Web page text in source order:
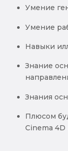
Умение
Умение
Навыки
Знание
Знания
Плюсом
Cinema 4D